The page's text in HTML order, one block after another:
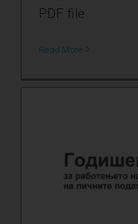
PDF file
Read More